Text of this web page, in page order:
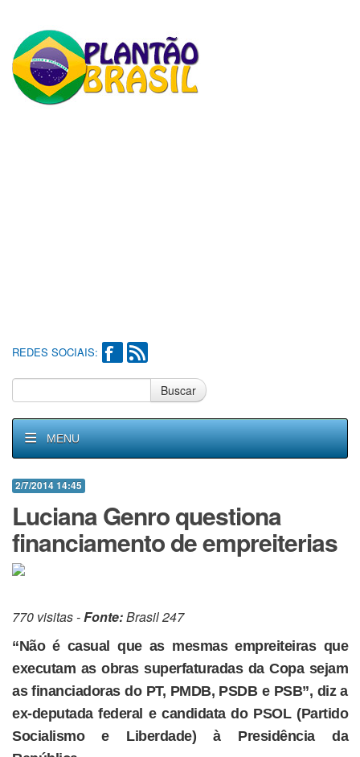
REDES SOCIAIS:
Buscar
MENU
2/7/2014 14:45
Luciana Genro questiona
financiamento de empreiterias
770 visitas -Fonte:Brasil 247
“Não é casual que as mesmas empreiteiras que
executam as obras superfaturadas da Copa sejam
as financiadoras do PT, PMDB, PSDB e PSB”, diz a
ex-deputada federal e candidata do PSOL (Partido
Socialismo e Liberdade) à Presidência da